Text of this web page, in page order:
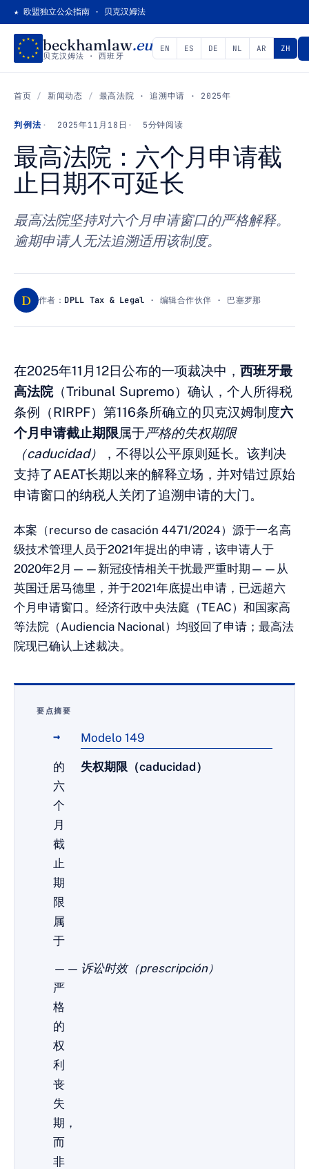
★ 欧盟独立公众指南 · 贝克汉姆法
beckhamlaw.eu
贝克汉姆法 · 西班牙
EN ES DE NL AR ZH
首页 / 新闻动态 / 最高法院 · 追溯申请 · 2025年
判例法 2025年11月18日 5分钟阅读
最高法院：六个月申请截
止日期不可延长
最高法院坚持对六个月申请窗口的严格解释。
逾期申请人无法追溯适用该制度。
D 作者： DPLL Tax & Legal · 编辑合作伙伴 · 巴塞罗那
在2025年11月12日公布的一项裁决中， 西班牙最
高法院（Tribunal Supremo）确认，个人所得税
条例（RIRPF）第116条所确立的贝克汉姆制度六
个月申请截止期限属于严格的失权期限
（caducidad）
，不得以公平原则延长。该判决
支持了AEAT长期以来的解释立场，并对错过原始
申请窗口的纳税人关闭了追溯申请的大门。
本案（recurso de casación 4471/2024）源于一名高
级技术管理人员于2021年提出的申请，该申请人于
2020年2月——新冠疫情相关干扰最严重时期——从
英国迁居马德里，并于2021年底提出申请，已远超六
个月申请窗口。经济行政中央法庭（TEAC）和国家高
等法院（Audiencia Nacional）均驳回了申请；最高法
院现已确认上述裁决。
要点摘要
Modelo 149
的
六
个
月
截
止
期
限
属
于
失权期限（caducidad）
——
严
格
的
权
利
丧
失
期，
而
非
诉讼时效（prescripción）